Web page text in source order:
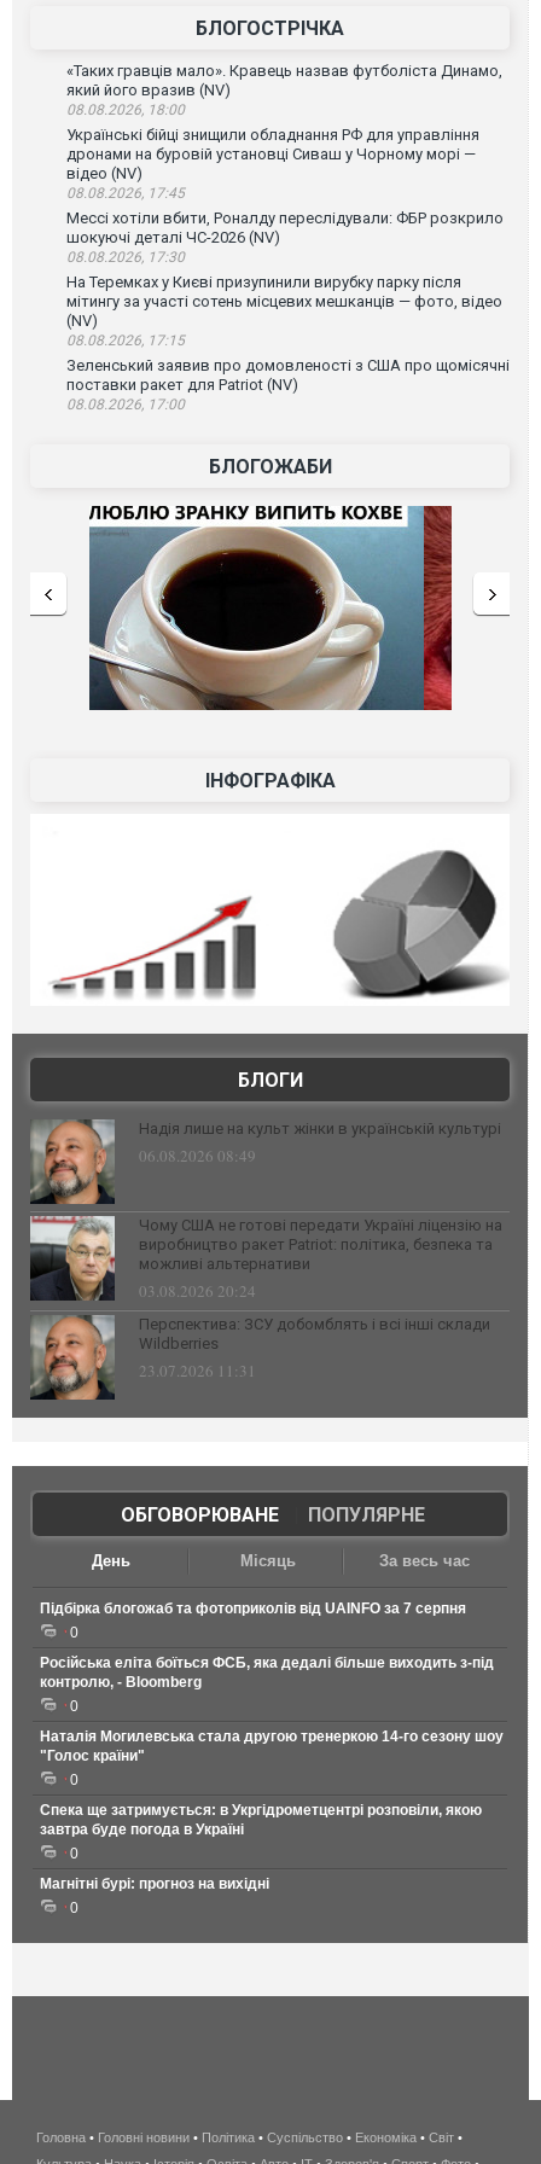
БЛОГОСТРІЧКА
«Таких гравців мало». Кравець назвав футболіста Динамо,
який його вразив (NV)
08.08.2026, 18:00
Українські бійці знищили обладнання РФ для управління
дронами на буровій установці Сиваш у Чорному морі —
відео (NV)
08.08.2026, 17:45
Мессі хотіли вбити, Роналду переслідували: ФБР розкрило
шокуючі деталі ЧС-2026 (NV)
08.08.2026, 17:30
На Теремках у Києві призупинили вирубку парку після
мітингу за участі сотень місцевих мешканців — фото, відео
(NV)
08.08.2026, 17:15
Зеленський заявив про домовленості з США про щомісячні
поставки ракет для Patriot (NV)
08.08.2026, 17:00
БЛОГОЖАБИ
ІНФОГРАФІКА
БЛОГИ
Надія лише на культ жінки в українській культурі
06.08.2026 08:49
Чому США не готові передати Україні ліцензію на
виробництво ракет Patriot: політика, безпека та
можливі альтернативи
03.08.2026 20:24
Перспектива: ЗСУ добомблять і всі інші склади
Wildberries
23.07.2026 11:31
ОБГОВОРЮВАНЕ| ПОПУЛЯРНЕ
День Місяць За весь час
Підбірка блогожаб та фотоприколів від UAINFO за 7 серпня
0
Російська еліта боїться ФСБ, яка дедалі більше виходить з-під
контролю, - Bloomberg
0
Наталія Могилевська стала другою тренеркою 14-го сезону шоу
"Голос країни"
0
Спека ще затримується: в Укргідрометцентрі розповіли, якою
завтра буде погода в Україні
0
Магнітні бурі: прогноз на вихідні
0
беспроводной
Головна • Головні новини • Політика • Суспільство • Економіка • Світ •